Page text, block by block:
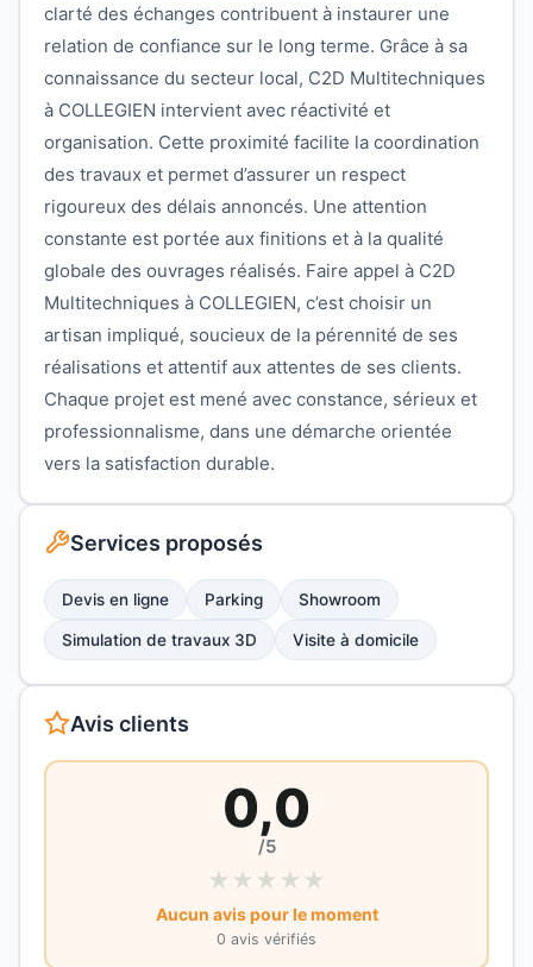
clarté des échanges contribuent à instaurer une
relation de confiance sur le long terme. Grâce à sa
connaissance du secteur local, C2D Multitechniques
à COLLEGIEN intervient avec réactivité et
organisation. Cette proximité facilite la coordination
des travaux et permet d’assurer un respect
rigoureux des délais annoncés. Une attention
constante est portée aux finitions et à la qualité
globale des ouvrages réalisés. Faire appel à C2D
Multitechniques à COLLEGIEN, c’est choisir un
artisan impliqué, soucieux de la pérennité de ses
réalisations et attentif aux attentes de ses clients.
Chaque projet est mené avec constance, sérieux et
professionnalisme, dans une démarche orientée
vers la satisfaction durable.
Services proposés
Devis en ligne Parking Showroom
Simulation de travaux 3D Visite à domicile
Avis clients
0,0
/5
★ ★ ★ ★ ★
Aucun avis pour le moment
0 avis vérifiés